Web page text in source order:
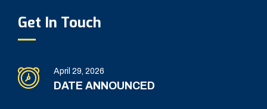
Get In Touch
April 29, 2026
DATE ANNOUNCED